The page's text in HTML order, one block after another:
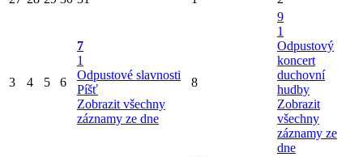
3 4 5 6
7
1
Odpustové slavnosti
Píšť
Zobrazit všechny
záznamy ze dne
8
9
1
Odpustový
koncert
duchovní
hudby
Zobrazit
všechny
záznamy ze
dne